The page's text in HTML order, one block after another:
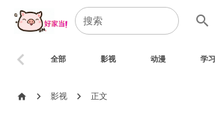
search
全部 影视 动漫 学习
chevron_left
home chevron_right 影视 chevron_right 正文